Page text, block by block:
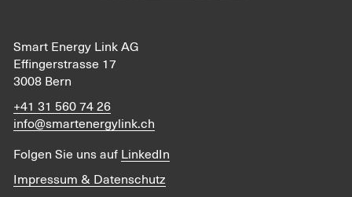
Smart Energy Link AG
Effingerstrasse 17
3008 Bern
+41 31 560 74 26
info@smartenergylink.ch
Folgen Sie uns auf LinkedIn
Impressum & Datenschutz